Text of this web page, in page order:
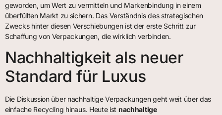
geworden, um Wert zu vermitteln und Markenbindung in einem
überfüllten Markt zu sichern. Das Verständnis des strategischen
Zwecks hinter diesen Verschiebungen ist der erste Schritt zur
Schaffung von Verpackungen, die wirklich verbinden.
Nachhaltigkeit als neuer
Standard für Luxus
Die Diskussion über nachhaltige Verpackungen geht weit über das
einfache Recycling hinaus. Heute ist nachhaltige